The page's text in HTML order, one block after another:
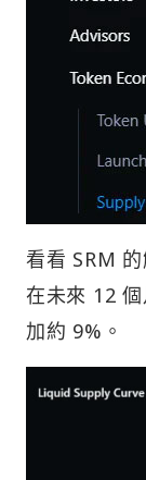
看看 SRM
在未來 12
加約 9%。